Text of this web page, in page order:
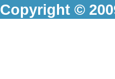
Copyright ©